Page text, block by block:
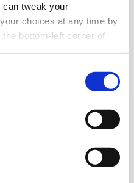
can tweak your
choices at any time by
bottom-left corner of